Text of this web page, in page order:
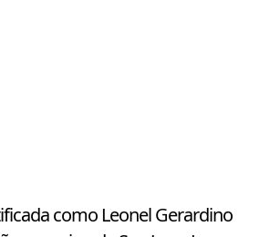
como Leonel Gerardino